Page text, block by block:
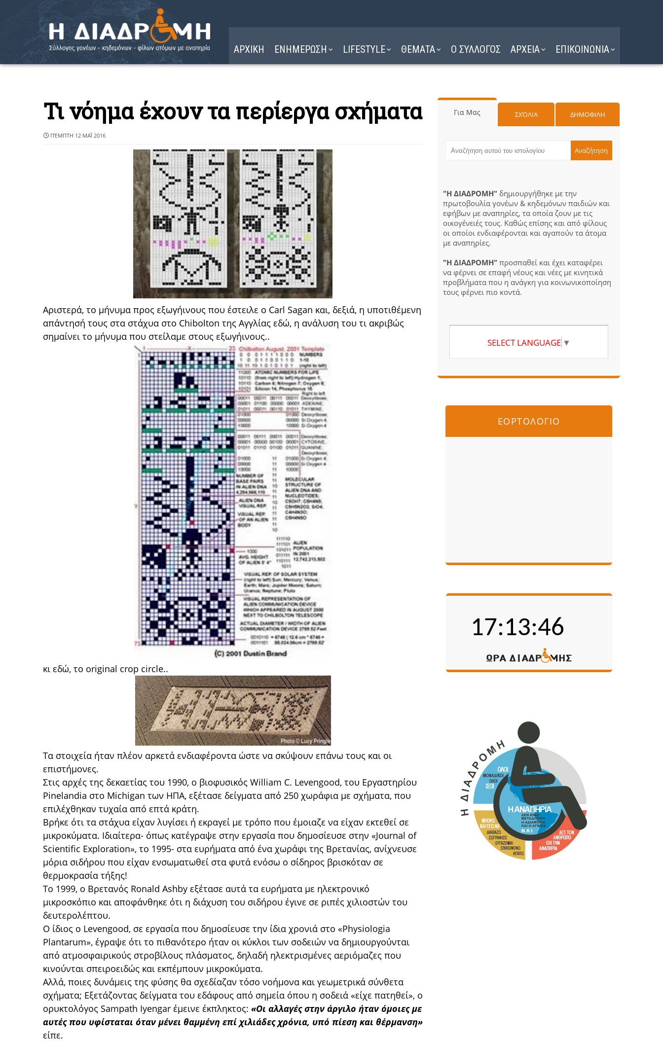
ΑΡΧΙΚΗ ΕΝΗΜΕΡΩΣΗ LIFESTYLE ΘΕΜΑΤΑ Ο ΣΥΛΛΟΓΟΣ ΑΡΧΕΙΑ ΕΠΙΚΟΙΝΩΝΙΑ
Τι νόημα έχουν τα περίεργα σχήματα
ΠΈΜΠΤΗ 12 ΜΑΪ́ 2016
Αριστερά, το μήνυμα προς εξωγήινους που έστειλε ο Carl Sagan και, δεξιά, η υποτιθέμενη
απάντησή τους στα στάχυα στο Chibolton της Αγγλίας εδώ, η ανάλυση του τι ακριβώς
σημαίνει το μήνυμα που στείλαμε στους εξωγήινους..
κι εδώ, το original crop circle..
Τα στοιχεία ήταν πλέον αρκετά ενδιαφέροντα ώστε να σκύψουν επάνω τους και οι
επιστήμονες.
Στις αρχές της δεκαετίας του 1990, ο βιοφυσικός William C. Levengood, του Εργαστηρίου
Ρinelandia στο Μichigan των ΗΠΑ, εξέτασε δείγματα από 250 χωράφια με σχήματα, που
επιλέχθηκαν τυχαία από επτά κράτη.
Βρήκε ότι τα στάχυα είχαν λυγίσει ή εκραγεί με τρόπο που έμοιαζε να είχαν εκτεθεί σε
μικροκύματα. Ιδιαίτερα- όπως κατέγραψε στην εργασία που δημοσίευσε στην «Journal of
Scientific Εxploration», το 1995- στα ευρήματα από ένα χωράφι της Βρετανίας, ανίχνευσε
μόρια σιδήρου που είχαν ενσωματωθεί στα φυτά ενόσω ο σίδηρος βρισκόταν σε
θερμοκρασία τήξης!
Το 1999, ο Βρετανός Ronald Αshby εξέτασε αυτά τα ευρήματα με ηλεκτρονικό
μικροσκόπιο και αποφάνθηκε ότι η διάχυση του σιδήρου έγινε σε ριπές χιλιοστών του
δευτερολέπτου.
Ο ίδιος ο Levengood, σε εργασία που δημοσίευσε την ίδια χρονιά στο «Ρhysiologia
Ρlantarum», έγραψε ότι το πιθανότερο ήταν οι κύκλοι των σοδειών να δημιουργούνται
από ατμοσφαιρικούς στροβίλους πλάσματος, δηλαδή ηλεκτρισμένες αεριόμαζες που
κινούνται σπειροειδώς και εκπέμπουν μικροκύματα.
Αλλά, ποιες δυνάμεις της φύσης θα σχεδίαζαν τόσο νοήμονα και γεωμετρικά σύνθετα
σχήματα; Εξετάζοντας δείγματα του εδάφους από σημεία όπου η σοδειά «είχε πατηθεί», ο
ορυκτολόγος Sampath Ιyengar έμεινε έκπληκτος: «Οι αλλαγές στην άργιλο ήταν όμοιες με
αυτές που υφίσταται όταν μένει θαμμένη επί χιλιάδες χρόνια, υπό πίεση και θέρμανση»
είπε.
Για Μας ΣΧΌΛΙΑ ΔΗΜΟΦΙΛΗ
"Η ΔΙΑΔΡΟΜΗ" δημιουργήθηκε με την
πρωτοβουλία γονέων & κηδεμόνων παιδιών και
εφήβων με αναπηρίες, τα οποία ζουν με τις
οικογένειές τους. Καθώς επίσης και από φίλους
οι οποίοι ενδιαφέρονται και αγαπούν τα άτομα
με αναπηρίες.
"Η ΔΙΑΔΡΟΜΗ" προσπαθεί και έχει καταφέρει
να φέρνει σε επαφή νέους και νέες με κινητικά
προβλήματα που η ανάγκη για κοινωνικοποίηση
τους φέρνει πιο κοντά.
SELECT LANGUAGE ▼
ΕΟΡΤΟΛΟΓΙΟ